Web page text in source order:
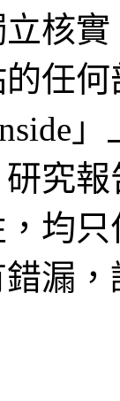
核
任
究
均
漏